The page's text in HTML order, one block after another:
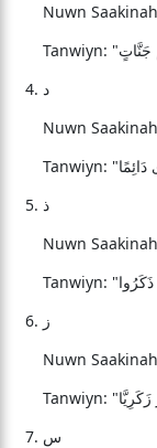
د
ذ
ز
س